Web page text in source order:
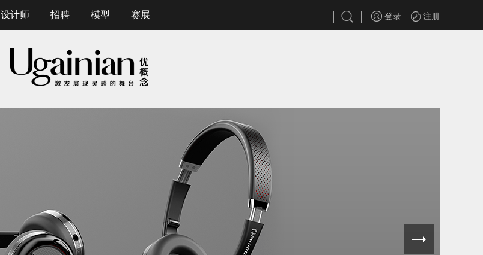
设计师 招聘 模型 赛展 登录 注册